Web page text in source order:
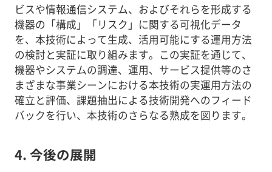
ビスや情報通信システム、およびそれらを形成する
機器の「構成」「リスク」に関する可視化データ
を、本技術によって生成、活用可能にする運用方法
の検討と実証に取り組みます。この実証を通じて、
機器やシステムの調達、運用、サービス提供等のさ
まざまな事業シーンにおける本技術の実運用方法の
確立と評価、課題抽出による技術開発へのフィード
バックを行い、本技術のさらなる熟成を図ります。
4. 今後の展開